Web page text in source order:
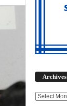
Archives